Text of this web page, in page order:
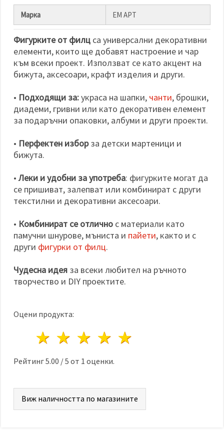
Марка ЕМ АРТ
Фигурките от филц са универсални декоративни
елементи, които ще добавят настроение и чар
към всеки проект. Използват се като акцент на
бижута, аксесоари, крафт изделия и други.
• Подходящи за:украса на шапки, чанти, брошки,
диадеми, гривни или като декоративен елемент
за подаръчни опаковки, албуми и други проекти.
• Перфектен изборза детски мартеници и
бижута.
• Леки и удобни за употреба: фигурките могат да
се пришиват, залепват или комбинират с други
текстилни и декоративни аксесоари.
• Комбинират се отлично с материали като
памучни шнурове, мъниста и пайети, както и с
други фигурки от филц.
Чудесна идея за всеки любител на ръчното
творчество и DIY проектите.
Оцени продукта:
4 звезди
3 звезди
2 звезди
1 звезда
Рейтинг5.00 /5 от 1 оценки.
Виж наличността по магазините